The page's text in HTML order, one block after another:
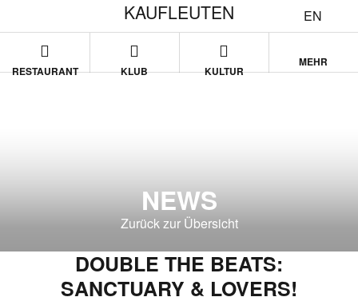
EN
KAUFLEUTEN
RESTAURANT KLUB KULTUR
MEHR
NEWS
Zurück zur Übersicht
DOUBLE THE BEATS:
SANCTUARY & LOVERS!